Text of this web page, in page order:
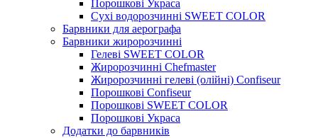
Порошкові Украса
Сухі водорозчинні SWEET COLOR
Барвники для аерографа
Барвники жиророзчинні
Гелеві SWEET COLOR
Жиророзчинні Chefmaster
Жиророзчинні гелеві (олійні) Confiseur
Порошкові Confiseur
Порошкові SWEET COLOR
Порошкові Украса
Додатки до барвників